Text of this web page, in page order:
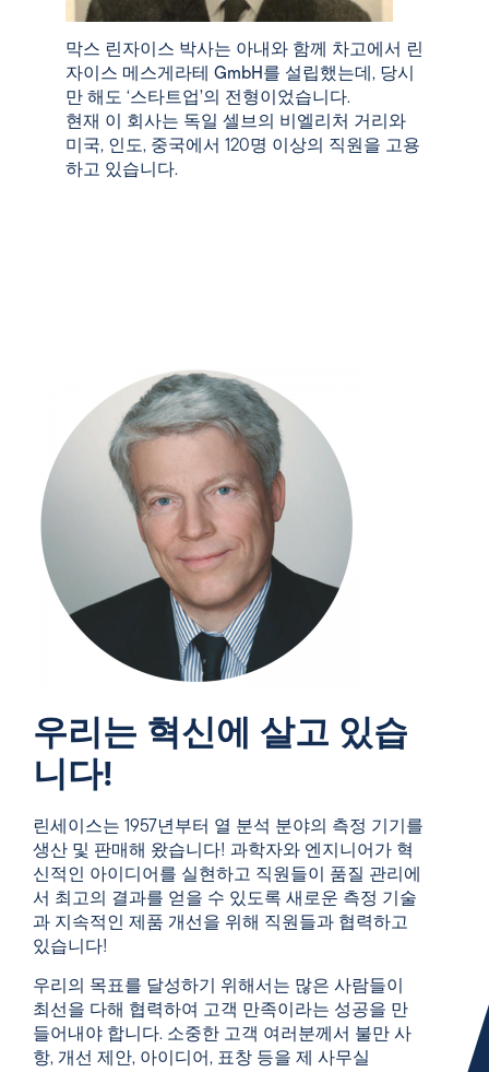
막스 린자이스 박사는 아내와 함께 차고에서 린
자이스 메스게라테 GmbH를 설립했는데, 당시
만 해도 ‘스타트업’의 전형이었습니다.
현재 이 회사는 독일 셀브의 비엘리처 거리와
미국, 인도, 중국에서 120명 이상의 직원을 고용
하고 있습니다.
우리는 혁신에 살고 있습
니다!
린세이스는 1957년부터 열 분석 분야의 측정 기기를
생산 및 판매해 왔습니다! 과학자와 엔지니어가 혁
신적인 아이디어를 실현하고 직원들이 품질 관리에
서 최고의 결과를 얻을 수 있도록 새로운 측정 기술
과 지속적인 제품 개선을 위해 직원들과 협력하고
있습니다!
우리의 목표를 달성하기 위해서는 많은 사람들이
최선을 다해 협력하여 고객 만족이라는 성공을 만
들어내야 합니다. 소중한 고객 여러분께서 불만 사
항, 개선 제안, 아이디어, 표창 등을 제 사무실